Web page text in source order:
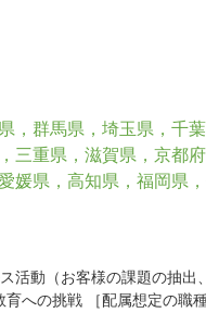
群馬県，埼玉県，千
三重県，滋賀県，京都
媛県，高知県，福岡県
活動（お客様の課題の抽
への挑戦 ［配属想定の職